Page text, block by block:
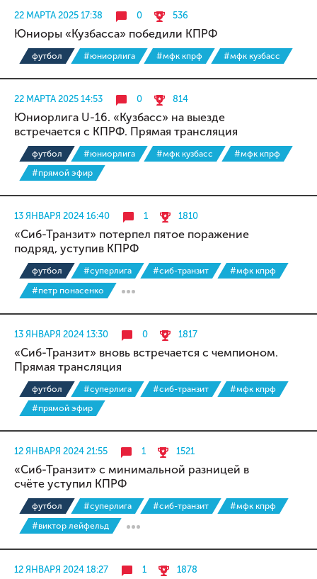
22 МАРТА 2025 17:38 0 536
Юниоры «Кузбасса» победили КПРФ
футбол #юниорлига #мфк кпрф #мфк кузбасс
22 МАРТА 2025 14:53 0 814
Юниорлига U-16. «Кузбасс» на выезде
встречается с КПРФ. Прямая трансляция
футбол #юниорлига #мфк кузбасс
#мфк кпрф
#прямой эфир
13 ЯНВАРЯ 2024 16:40 1 1810
«Сиб-Транзит» потерпел пятое поражение
подряд, уступив КПРФ
футбол #суперлига #сиб-транзит
#мфк кпрф
#петр понасенко
13 ЯНВАРЯ 2024 13:30 0 1817
«Сиб-Транзит» вновь встречается с чемпионом.
Прямая трансляция
футбол #суперлига #сиб-транзит
#мфк кпрф
#прямой эфир
12 ЯНВАРЯ 2024 21:55 1 1521
«Сиб-Транзит» с минимальной разницей в
счёте уступил КПРФ
футбол #суперлига #сиб-транзит
#мфк кпрф
#виктор лейфельд
12 ЯНВАРЯ 2024 18:27 1 1878